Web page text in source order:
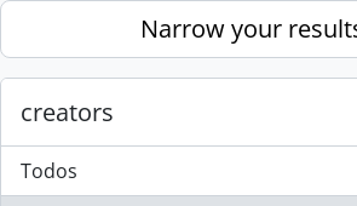
Skip to main contentNarrow your
creators
Todos